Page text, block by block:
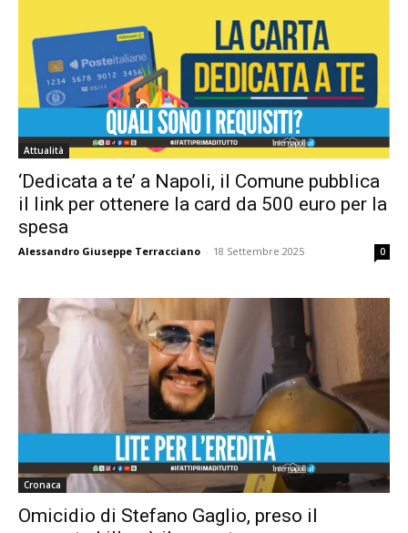
Attualità
‘Dedicata a te’ a Napoli, il Comune pubblica
il link per ottenere la card da 500 euro per la
spesa
Alessandro Giuseppe Terracciano - 18 Settembre 2025 0
Cronaca
Omicidio di Stefano Gaglio, preso il